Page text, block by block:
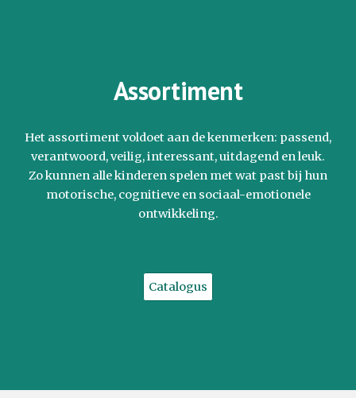
Assortiment
Het assortiment voldoet aan de kenmerken: passend,
verantwoord, veilig, interessant, uitdagend en leuk.
Zo kunnen alle kinderen spelen met wat past bij hun
motorische, cognitieve en sociaal-emotionele
ontwikkeling.
Catalogus